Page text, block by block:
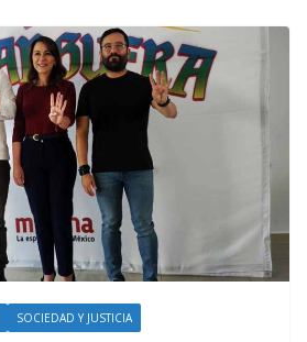
SOCIEDAD Y JUSTICIA